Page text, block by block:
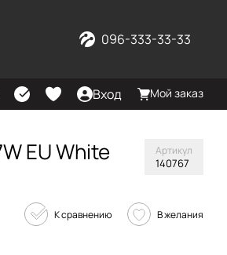
096-333-33-33
Вход Мой заказ
EU White Артикул
140767
К сравнению В желания